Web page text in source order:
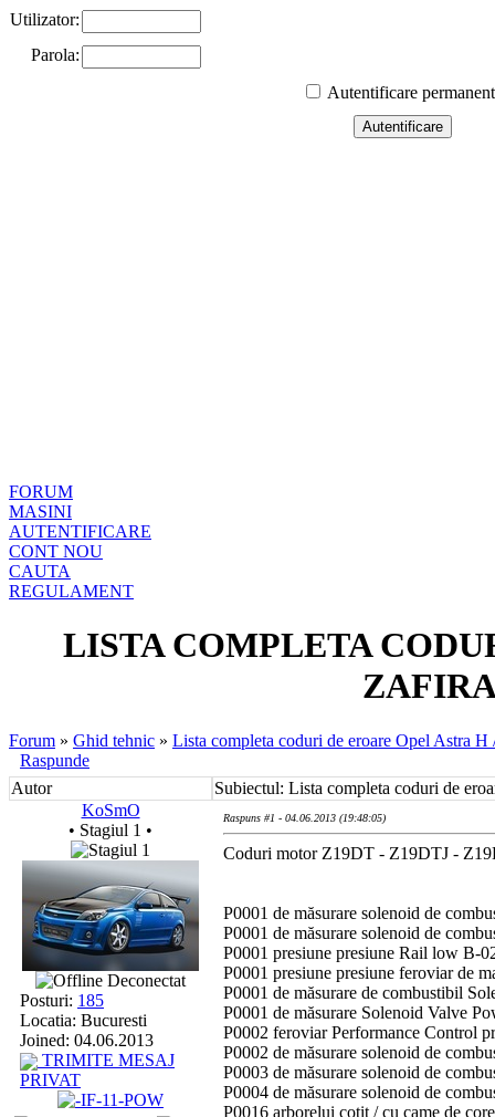
Utilizator:
Parola:
Autentificare
FORUM
MASINI
AUTENTIFICARE
CONT NOU
CAUTA
REGULAMENT
LISTA COMPLETA
Forum » Ghid tehnic » Lista completa coduri de eroare Opel Astra
Raspunde
Autor
Subiectul: Lista completa coduri de
KoSmO
• Stagiul 1 •
Deconectat
Posturi: 185
Locatia: Bucuresti
Joined: 04.06.2013
TRIMITE MESAJ
PRIVAT
Raspuns #1 - 04.06.2013 (19:48:05)
Coduri motor Z19DT - Z19DTJ -
P0001 de măsurare solenoid de
P0001 de măsurare solenoid de
P0001 presiune presiune Rail low B-
P0001 presiune presiune feroviar de
P0001 de măsurare de combustibil
P0001 de măsurare Solenoid Valve
P0002 feroviar Performance Control
P0002 de măsurare solenoid de
P0003 de măsurare solenoid de
P0004 de măsurare solenoid de
P0016 arborelui cotit / cu came de